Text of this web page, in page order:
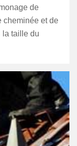
de
cheminée et de
la taille du